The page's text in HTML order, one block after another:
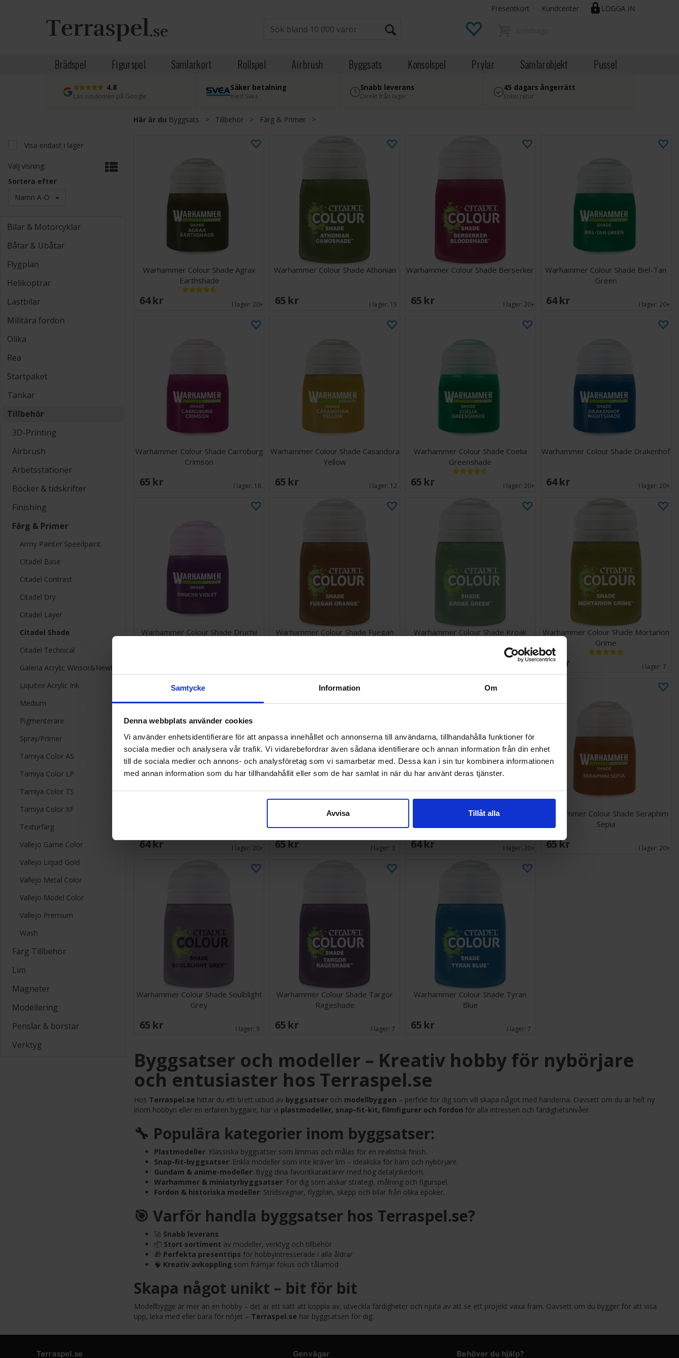
Samtycke Information Om
Denna webbplats använder cookies
Vi använder enhetsidentifierare för att anpassa innehållet och annonserna till användarna, tillhandahålla funktioner för
sociala medier och analysera vår trafik. Vi vidarebefordrar även sådana identifierare och annan information från din enhet
till de sociala medier och annons- och analysföretag som vi samarbetar med. Dessa kan i sin tur kombinera informationen
med annan information som du har tillhandahållit eller som de har samlat in när du har använt deras tjänster.
Avvisa Tillåt alla
LOGGA IN
Presentkort Kundcenter
Brädspel Figurspel Samlarkort Rollspel Airbrush Byggsats Konsolspel Prylar Samlarobjekt Pussel
4.8
Läs omdömen på Google
Säker betalning
med Svea
Snabb leverans
Direkt från lager
45 dagars ångerrätt
Enkel retur
Här är du Byggsats > Tillbehör > Färg & Primer >
Visa endast i lager
Välj visning:
Sortera efter
Namn A-Ö
Bilar & Motorcyklar
Båtar & Ubåtar
Flygplan
Helikoptrar
Lastbilar
Militära fordon
Olika
Rea
Startpaket
Tankar
Tillbehör
3D-Printing
Airbrush
Arbetsstationer
Böcker & tidskrifter
Finishing
Färg & Primer
Army Painter Speedpaint
Citadel Base
Citadel Contrast
Citadel Dry
Citadel Layer
Citadel Shade
Citadel Technical
Galeria Acrylic Winsor&Newton
Liquitex Acrylic Ink
Medium
Pigmenterare
Spray/Primer
Tamiya Color AS
Tamiya Color LP
Tamiya Color TS
Tamiya Color XF
Texturfärg
Vallejo Game Color
Vallejo Liquid Gold
Vallejo Metal Color
Vallejo Model Color
Vallejo Premium
Wash
Färg Tillbehör
Lim
Magneter
Modellering
Penslar & borstar
Verktyg
Warhammer Colour Shade Agrax
Earthshade
64 SEK I lager: 20+
Warhammer Colour Shade Athonian
65 SEK I lager: 15
Warhammer Colour Shade Berserker
65 SEK I lager: 20+
Warhammer Colour Shade Biel-Tan
Green
64 SEK I lager:20+
Warhammer Colour Shade Carroburg
Crimson
65 SEK I lager: 18
Warhammer Colour Shade Casandora
Yellow
65 SEK I lager: 12
Warhammer Colour Shade Coelia
Greenshade
65 SEK I lager: 20+
Warhammer Colour Shade Drakenhof
64 SEK I lager:20+
Warhammer Colour Shade Druchii
Warhammer Colour Shade Fuegan
Warhammer Colour Shade Kroak
Warhammer Colour Shade Mortarion
Grime
65 SEK I lager:7
64 SEK I lager: 20+
Warhammer Colour Shade Poxwalker
65 SEK I lager: 3
Warhammer Colour Shade Reikland
64 SEK I lager: 20+
Warhammer Colour Shade Seraphim
Sepia
65 SEK I lager:20+
Warhammer Colour Shade Soulblight
Grey
65 SEK I lager: 9
Warhammer Colour Shade Targor
Rageshade
65 SEK I lager:7
Warhammer Colour Shade Tyran
Blue
65 SEK I lager: 7
Byggsatser och modeller – Kreativ hobby för nybörjare
och entusiaster hos Terraspel.se
Hos Terraspel.se hittar du ett brett utbud av byggsatser och modellbyggen – perfekt för dig som vill skapa något med händerna. Oavsett om du är helt ny
inom hobbyn eller en erfaren byggare, har vi plastmodeller, snap-fit-kit, filmfigurer och fordon för alla intressen och färdighetsnivåer.
🔧 Populära kategorier inom byggsatser:
Plastmodeller: Klassiska byggsatser som limmas och målas för en realistisk finish.
Snap-fit-byggsatser: Enkla modeller som inte kräver lim – idealiska för barn och nybörjare.
Gundam & anime-modeller: Bygg dina favoritkaraktärer med hög detaljrikedom.
Warhammer & miniatyrbyggsatser: För dig som älskar strategi, målning och figurspel.
Fordon & historiska modeller: Stridsvagnar, flygplan, skepp och bilar från olika epoker.
🎯 Varför handla byggsatser hos Terraspel.se?
🚀 Snabb leverans
📦 Stort sortiment av modeller, verktyg och tillbehör
🎁 Perfekta presenttips för hobbyintresserade i alla åldrar
🧠 Kreativ avkoppling som främjar fokus och tålamod
Skapa något unikt – bit för bit
Modellbygge är mer än en hobby – det är ett sätt att koppla av, utveckla färdigheter och njuta av att se ett projekt växa fram. Oavsett om du bygger för att visa
upp, leka med eller bara för nöjet – Terraspel.se har byggsatsen för dig.
Terraspel.se Genvägar Behöver du hjälp?